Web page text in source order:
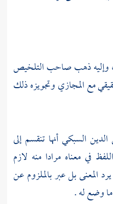
، وإليه ذهب صاحب التلخيص
مع المجازي وتجويزه ذلك
الدين السبكيأنها تنقسم إلى
في معناه مرادا منه لازم
المعنى بل عبر بالملزوم عن
ما وضع له .